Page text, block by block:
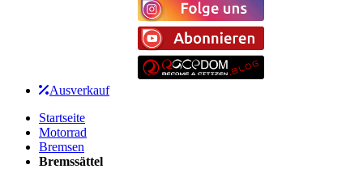
Ausverkauf
Startseite
Motorrad
Bremsen
Bremssättel